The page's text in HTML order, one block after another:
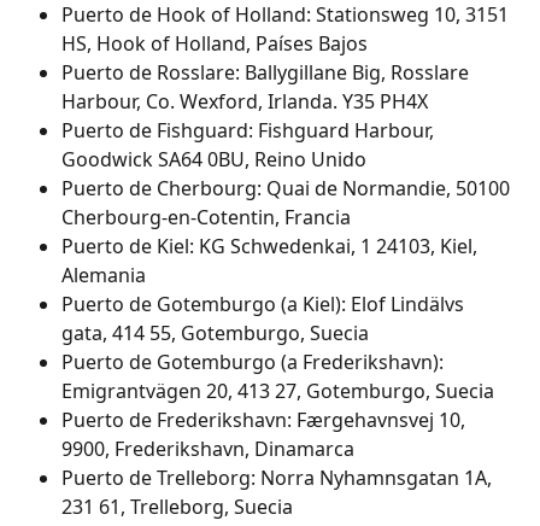
Puerto de Hook of Holland: Stationsweg 10, 3151
HS, Hook of Holland, Países Bajos
Puerto de Rosslare: Ballygillane Big, Rosslare
Harbour, Co. Wexford, Irlanda. Y35 PH4X
Puerto de Fishguard: Fishguard Harbour,
Goodwick SA64 0BU, Reino Unido
Puerto de Cherbourg: Quai de Normandie, 50100
Cherbourg-en-Cotentin, Francia
Puerto de Kiel: KG Schwedenkai, 1 24103, Kiel,
Alemania
Puerto de Gotemburgo (a Kiel): Elof Lindälvs
gata, 414 55, Gotemburgo, Suecia
Puerto de Gotemburgo (a Frederikshavn):
Emigrantvägen 20, 413 27, Gotemburgo, Suecia
Puerto de Frederikshavn: Færgehavnsvej 10,
9900, Frederikshavn, Dinamarca
Puerto de Trelleborg: Norra Nyhamnsgatan 1A,
231 61, Trelleborg, Suecia